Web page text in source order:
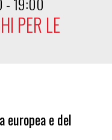
PER LE
europea e del